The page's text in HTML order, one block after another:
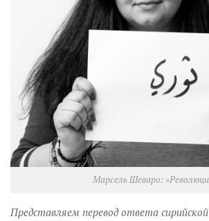
Inter/antinational
Марсель Шеваро:
Представляем перевод ответа